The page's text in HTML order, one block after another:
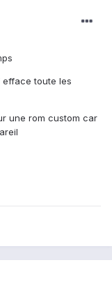
efface toute les
une rom custom car